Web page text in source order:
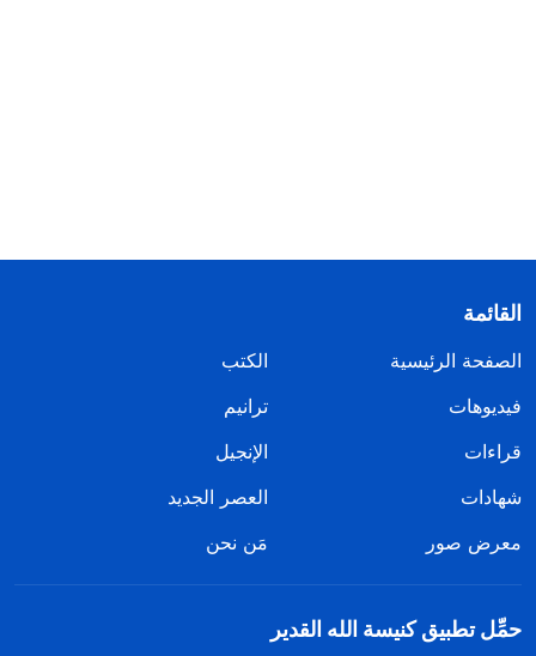
القائمة
الصفحة الرئيسية
الكتب
فيديوهات
ترانيم
قراءات
الإنجيل
شهادات
العصر الجديد
معرض صور
مَن نحن
حمِّل تطبيق كنيسة الله القدير